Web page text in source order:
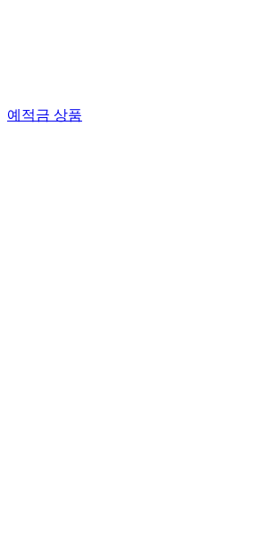
예적금 상품